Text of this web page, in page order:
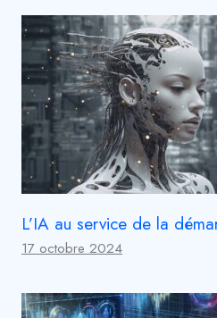
L’IA au service de la
17 octobre 2024